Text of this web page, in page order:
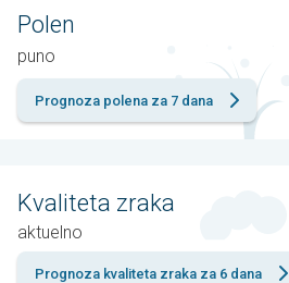
Polen
puno
Prognoza polena za 7 dana
Kvaliteta zraka
aktuelno
Prognoza kvaliteta zraka za 6 dana